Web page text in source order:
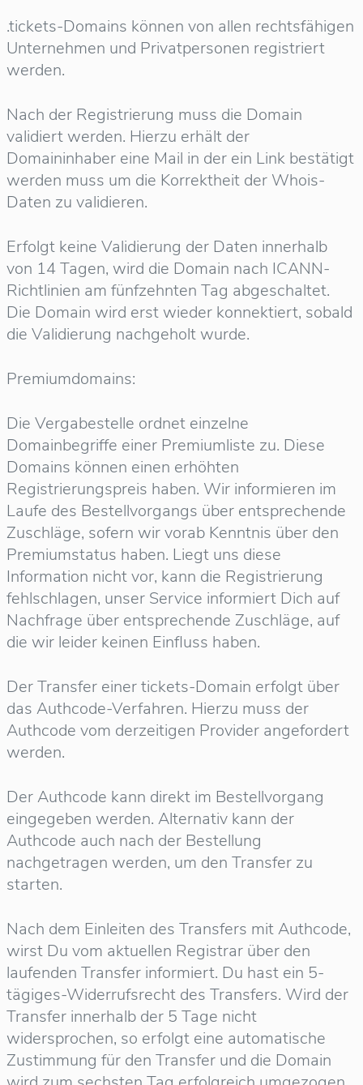
.tickets-Domains können von allen rechtsfähigen
Unternehmen und Privatpersonen registriert
werden.
Nach der Registrierung muss die Domain
validiert werden. Hierzu erhält der
Domaininhaber eine Mail in der ein Link bestätigt
werden muss um die Korrektheit der Whois-
Daten zu validieren.
Erfolgt keine Validierung der Daten innerhalb
von 14 Tagen, wird die Domain nach ICANN-
Richtlinien am fünfzehnten Tag abgeschaltet.
Die Domain wird erst wieder konnektiert, sobald
die Validierung nachgeholt wurde.
Premiumdomains:
Die Vergabestelle ordnet einzelne
Domainbegriffe einer Premiumliste zu. Diese
Domains können einen erhöhten
Registrierungspreis haben. Wir informieren im
Laufe des Bestellvorgangs über entsprechende
Zuschläge, sofern wir vorab Kenntnis über den
Premiumstatus haben. Liegt uns diese
Information nicht vor, kann die Registrierung
fehlschlagen, unser Service informiert Dich auf
Nachfrage über entsprechende Zuschläge, auf
die wir leider keinen Einfluss haben.
Der Transfer einer tickets-Domain erfolgt über
das Authcode-Verfahren. Hierzu muss der
Authcode vom derzeitigen Provider angefordert
werden.
Der Authcode kann direkt im Bestellvorgang
eingegeben werden. Alternativ kann der
Authcode auch nach der Bestellung
nachgetragen werden, um den Transfer zu
starten.
Nach dem Einleiten des Transfers mit Authcode,
wirst Du vom aktuellen Registrar über den
laufenden Transfer informiert. Du hast ein 5-
tägiges-Widerrufsrecht des Transfers. Wird der
Transfer innerhalb der 5 Tage nicht
widersprochen, so erfolgt eine automatische
Zustimmung für den Transfer und die Domain